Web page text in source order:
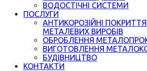
ВОДОСТІЧНІ СИСТЕМИ
ПОСЛУГИ
АНТИКОРОЗІЙНІ
МЕТАЛЕВИХ ВИРОБІВ
ОБРОБЛЕННЯ
ВИГОТОВЛЕННЯ
БУДІВНИЦТВО
КОНТАКТИ